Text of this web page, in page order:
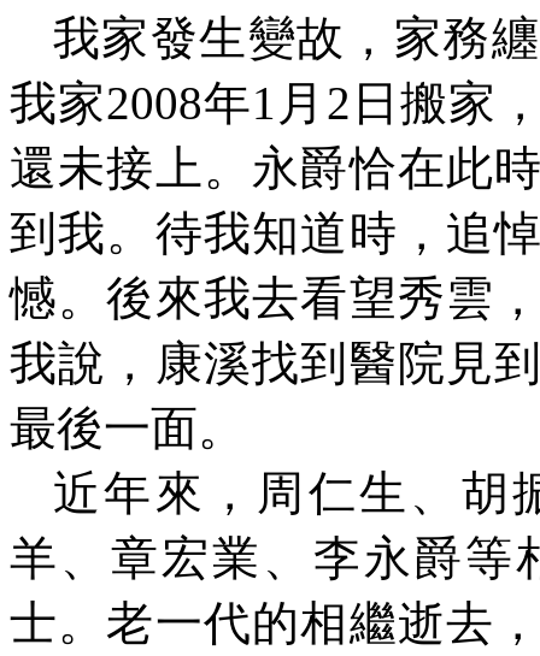
我家發生變故，家務
我家2008年1 月 2 日搬家
還未接上。永爵恰在此
到我。待我知道時，追
憾。後來我去看望秀雲
我說，康溪找到醫院見
最後一面。
近年來，周仁生、胡
羊、章宏業、李永爵等
士。老一代的相繼逝去